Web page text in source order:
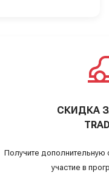
СКИДКА
Получите дополнительную
участие в